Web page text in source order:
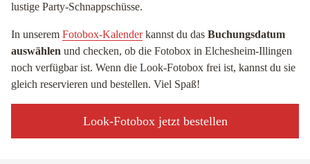
lustige Party-Schnappschüsse.
In unserem Fotobox-Kalenderkannst du das Buchungsdatum
auswählen und checken, ob die Fotobox in Elchesheim-Illingen
noch verfügbar ist. Wenn die Look-Fotobox frei ist, kannst du sie
gleich reservieren und bestellen. Viel Spaß!
Look-Fotobox jetzt bestellen